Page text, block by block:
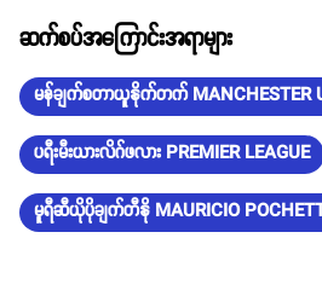
ဆက်စပ်အကြောင်းအရာများ
မန်ချက်စတာယူနိုက်တက် MANCHESTER
ပရီးမီးယားလိဂ်ဖလား PREMIER LEAGUE
မူရီဆီယိုပိုချက်တီနို MAURICIO